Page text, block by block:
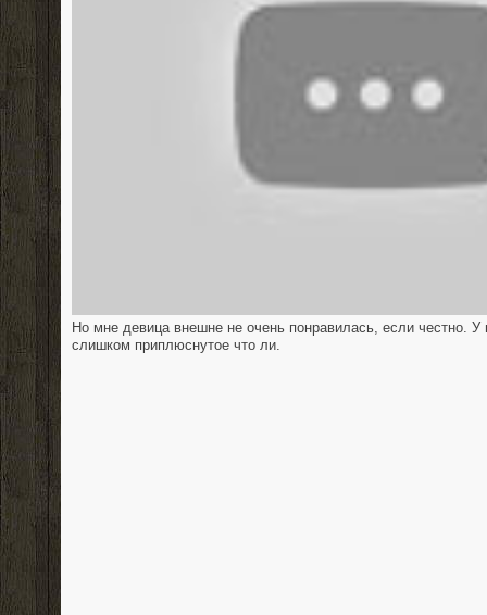
Но мне девица внешне не очень понравилась, если честно. У
слишком приплюснутое что ли.